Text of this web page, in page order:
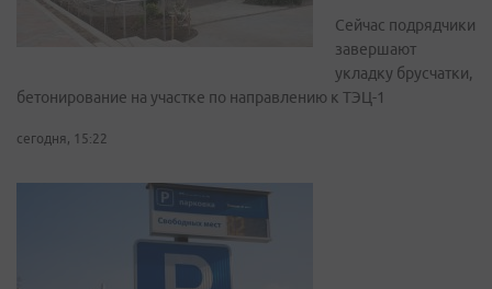
Сейчас подрядчики
завершают
укладку брусчатки,
бетонирование на участке по направлению к ТЭЦ-1
сегодня, 15:22